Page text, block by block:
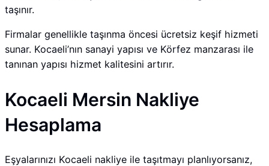
taşınır.
Firmalar genellikle taşınma öncesi ücretsiz keşif hizmeti
sunar. Kocaeli’nın sanayi yapısı ve Körfez manzarası ile
tanınan yapısı hizmet kalitesini artırır.
Kocaeli Mersin Nakliye
Hesaplama
Eşyalarınızı Kocaeli nakliye ile taşıtmayı planlıyorsanız,